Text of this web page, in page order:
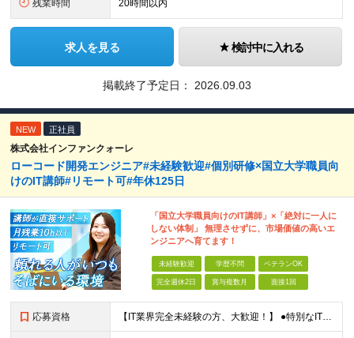
残業時間 20時間以内
求人を見る 検討中に入れる
掲載終了予定日： 2026.09.03
NEW 正社員
株式会社インファンクォーレ
ローコード開発エンジニア#未経験歓迎#個別研修×国立大学職員向
けのIT講師#リモート可#年休125日
「国立大学職員向けのIT講師」×「絶対に一人に
しない体制」 無理させずに、市場価値の高いエ
ンジニアへ育てます！
未経験歓迎 学歴不問 ベテランOK
完全週休2日 賞与複数月 面接1回
応募資格 【IT業界完全未経験の方、大歓迎！】 ●特別なITスキルや知識は一切不問です！ ※学歴不問 ～1つでも当てはまる方は大歓迎！～ ★「IT業界に興味があるけど知識がない」という方 ★「誰かに質問しやす